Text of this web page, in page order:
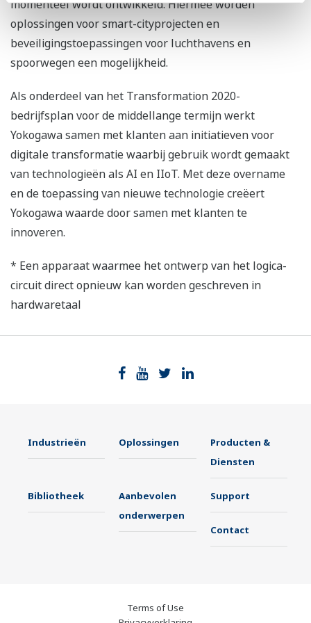
momenteel wordt ontwikkeld. Hiermee worden
oplossingen voor smart-cityprojecten en
beveiligingstoepassingen voor luchthavens en
spoorwegen een mogelijkheid.
Als onderdeel van het Transformation 2020-
bedrijfsplan voor de middellange termijn werkt
Yokogawa samen met klanten aan initiatieven voor
digitale transformatie waarbij gebruik wordt gemaakt
van technologieën als AI en IIoT. Met deze overname
en de toepassing van nieuwe technologie creëert
Yokogawa waarde door samen met klanten te
innoveren.
* Een apparaat waarmee het ontwerp van het logica-
circuit direct opnieuw kan worden geschreven in
hardwaretaal
Industrieën Oplossingen
Producten &
Diensten
Bibliotheek
Aanbevolen
onderwerpen
Support
Contact
Terms of Use